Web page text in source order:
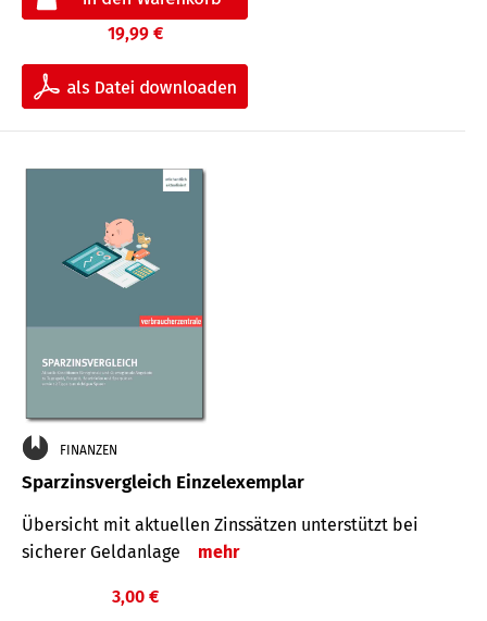
19,99 €
FINANZEN
Sparzinsvergleich Einzelexemplar
Übersicht mit aktuellen Zinssätzen unterstützt bei
sicherer Geldanlage
mehr
3,00 €